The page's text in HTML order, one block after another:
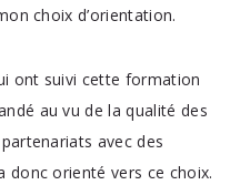
choix d’orientation.
ont suivi cette formation
au vu de la qualité des
avec des
donc orienté vers ce choix.